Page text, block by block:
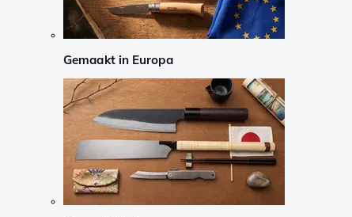
Gemaakt in Europa